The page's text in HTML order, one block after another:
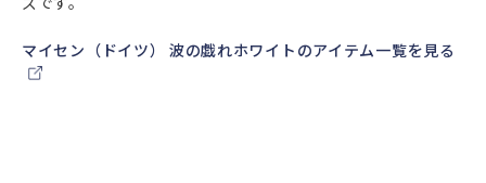
マイセン（ドイツ） 波の戯れホワイトのアイテム一覧を見る